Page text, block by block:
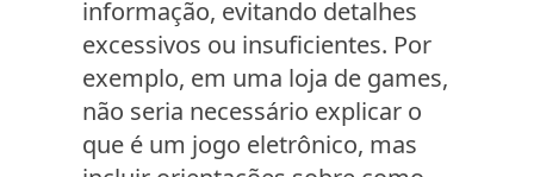
informação, evitando detalhes
excessivos ou insuficientes. Por
exemplo, em uma loja de games,
não seria necessário explicar o
que é um jogo eletrônico, mas